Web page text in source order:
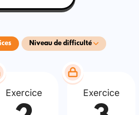
Niveau de difficulté
Exercice Exercice